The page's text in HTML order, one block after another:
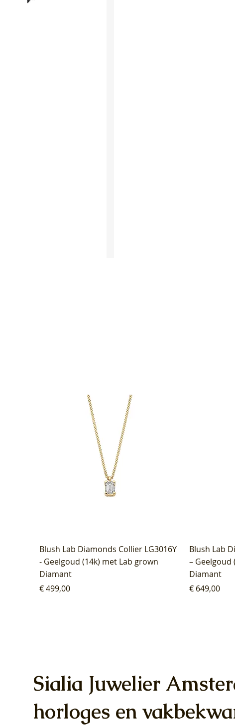
Blush Lab Diamonds Collier LG3016Y
- Geelgoud (14k) met Lab grown
Diamant
Prijs
€ 499,00
Blush Lab
– Geelgoud
Diamant
Prijs
€ 649,00
Sialia Juwelier
horloges en